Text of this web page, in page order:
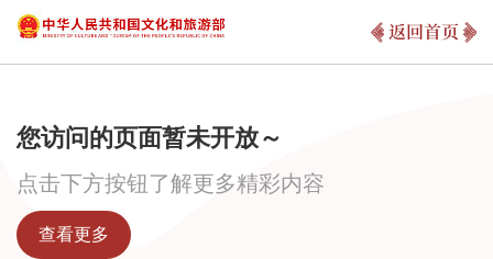
返回首页
您访问的页面暂未开放～
点击下方按钮了解更多精彩内容
查看更多